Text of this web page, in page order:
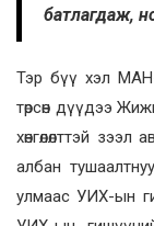
батлагдаж,
Тэр бүү хэл МАН-
төрсөн дүүдээ
хөнгөлөлттэй зээл
албан
улмаас УИХ-ын